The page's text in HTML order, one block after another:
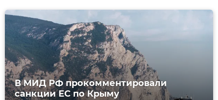
В МИД РФ прокомментировали
санкции ЕС по Крыму